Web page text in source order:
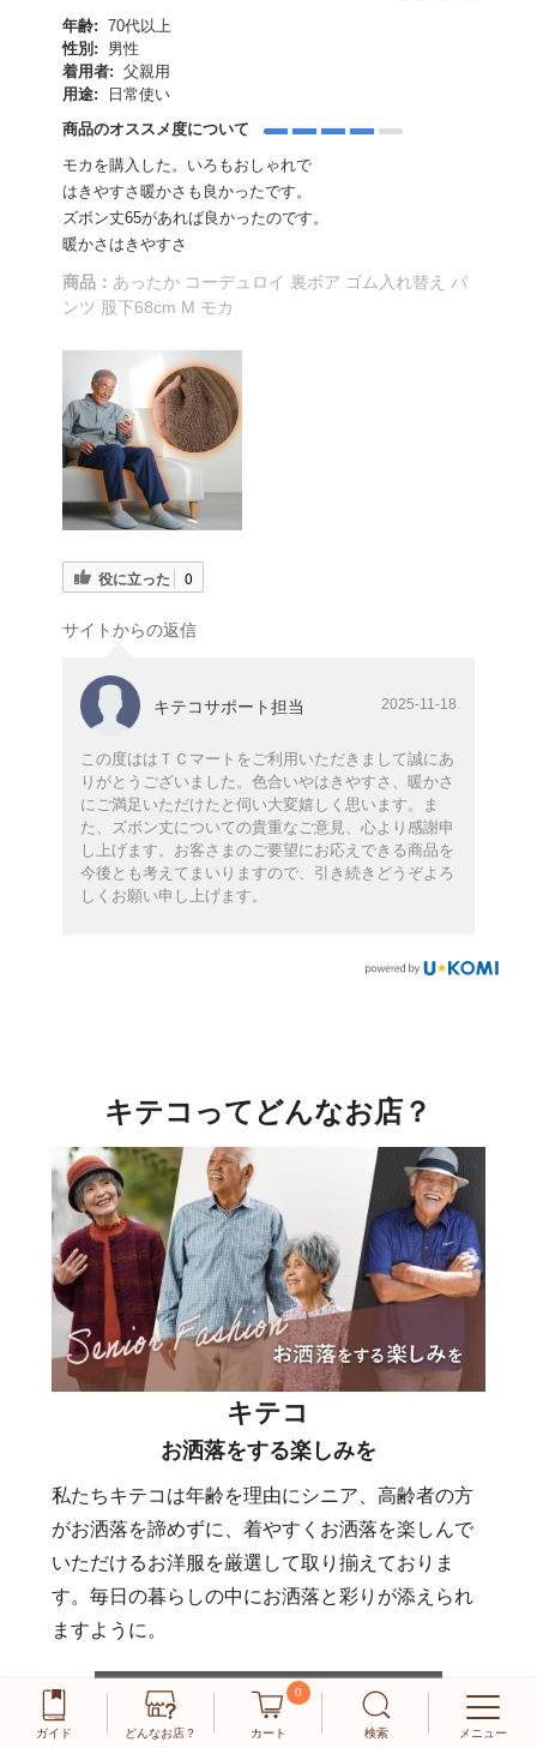
年齢: 70代以上
性別:
男性
着用者: 父親用
用途:
日常使い
商品のオススメ度について
モカを購入した。いろもおしゃれで
はきやすさ暖かさも良かったです。
ズボン丈65があれば良かったのです。
暖かさはきやすさ
商品： あったか コーデュロイ 裏ボア ゴム入れ替え パ
ンツ 股下68cm M モカ
役に立った 0
サイトからの返信
キテコサポート担当 2025-11-18
この度ははＴＣマートをご利用いただきまして誠にあ
りがとうございました。色合いやはきやすさ、暖かさ
にご満足いただけたと伺い大変嬉しく思います。ま
た、ズボン丈についての貴重なご意見、心より感謝申
し上げます。お客さまのご要望にお応えできる商品を
今後とも考えてまいりますので、引き続きどうぞよろ
しくお願い申し上げます。
キテコってどんなお店？
キテコ
お洒落をする楽しみを
私たちキテコは年齢を理由にシニア、高齢者の方
がお洒落を諦めずに、着やすくお洒落を楽しんで
いただけるお洋服を厳選して取り揃えておりま
す。毎日の暮らしの中にお洒落と彩りが添えられ
ますように。
当店について
ガイド どんなお店？ カート
0
検索 メニュー